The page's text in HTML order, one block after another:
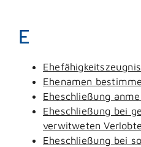
E
Ehenamen
Eheschließung
Eheschließung bei
verwitweten
Eheschließung bei